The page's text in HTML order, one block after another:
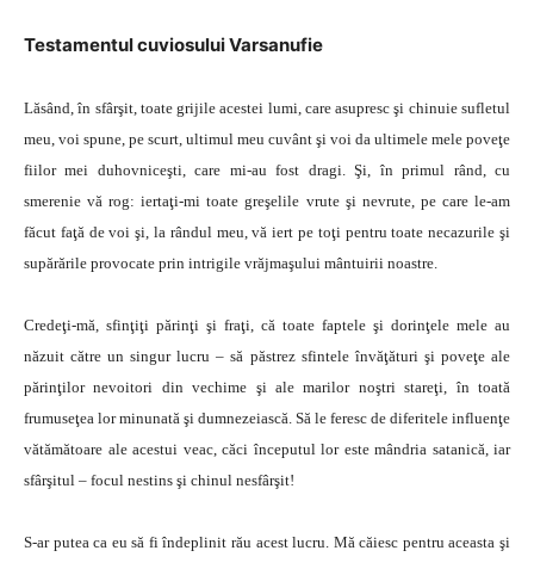
Testamentul cuviosului Varsanufie
Lăsând, în sfârşit, toate grijile acestei lumi, care asupresc şi chinuie sufletul
meu, voi spune, pe scurt, ultimul meu cuvânt şi voi da ultimele mele poveţe
fiilor mei duhovniceşti, care mi-au fost dragi. Şi, în primul rând, cu
smerenie vă rog: iertaţi-mi toate greşelile vrute şi nevrute, pe care le-am
făcut faţă de voi şi, la rândul meu, vă iert pe toţi pentru toate necazurile şi
supărările provocate prin intrigile vrăjmaşului mântuirii noastre.
Credeţi-mă, sfinţiţi părinţi şi fraţi, că toate faptele şi dorinţele mele au
năzuit către un singur lucru – să păstrez sfintele învăţături şi poveţe ale
părinţilor nevoitori din vechime şi ale marilor noştri stareţi, în toată
frumuseţea lor minunată şi dumnezeiască. Să le feresc de diferitele influenţe
vătămătoare ale acestui veac, căci începutul lor este mândria satanică, iar
sfârşitul – focul nestins şi chinul nesfârşit!
S-ar putea ca eu să fi îndeplinit rău acest lucru. Mă căiesc pentru aceasta şi